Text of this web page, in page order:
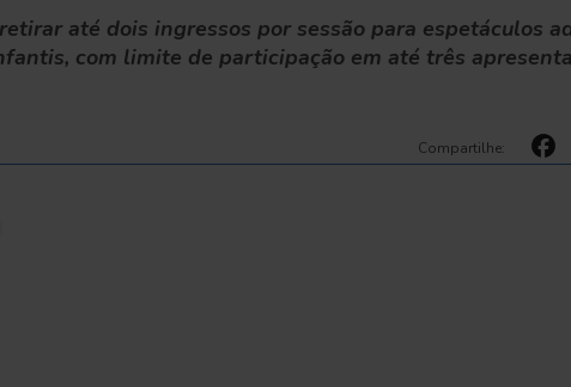
até dois ingressos por sessão para espetáculos
com limite de participação em até três
Compartilhe: